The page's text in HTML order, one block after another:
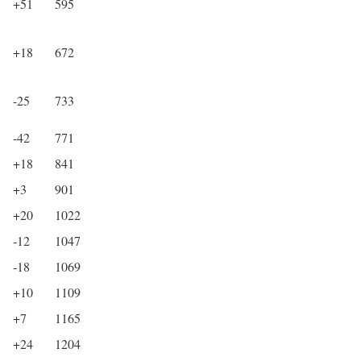
+18 672
-25 733
-42
771
+18
841
+3
901
+20
1022
-12
1047
-18
1069
+10
1109
+7
1165
+24
1204